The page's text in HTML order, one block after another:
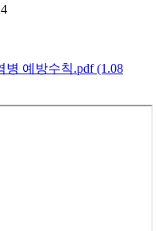
병 예방수칙.pdf (1.08